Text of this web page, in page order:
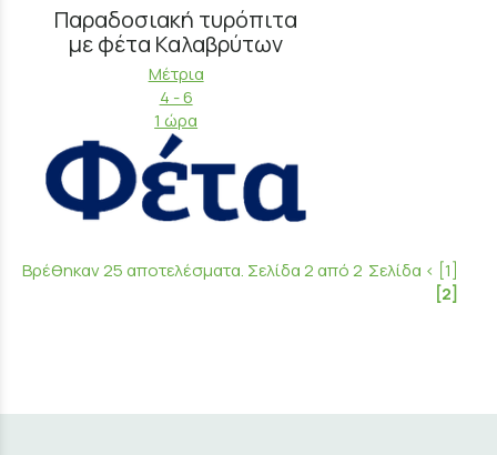
Παραδοσιακή τυρόπιτα
με φέτα Καλαβρύτων
Μέτρια
4 - 6
1 ώρα
Βρέθηκαν 25 αποτελέσματα. Σελίδα 2 από 2 Σελίδα < [1]
[2]